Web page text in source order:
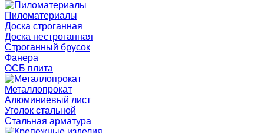
Пиломатериалы
Доска строганная
Доска нестроганная
Строганный брусок
Фанера
ОСБ плита
Металлопрокат
Алюминиевый лист
Уголок стальной
Стальная арматура